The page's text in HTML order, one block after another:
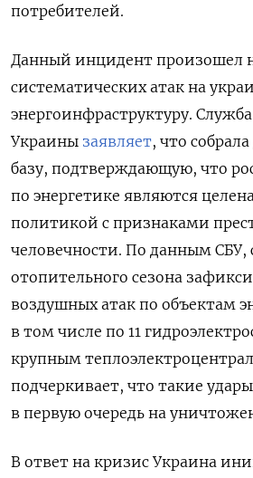
потребителей.
Данный инцидент произошел
систематических атак на
энергоинфраструктуру.
Украины заявляет, что
базу, подтверждающую, что
по энергетике являются
политикой с признаками
человечности. По данным СБУ,
отопительного сезона
воздушных атак по объектам
в том числе по 11
крупным
подчеркивает, что такие
в первую очередь на
В ответ на кризис Украина